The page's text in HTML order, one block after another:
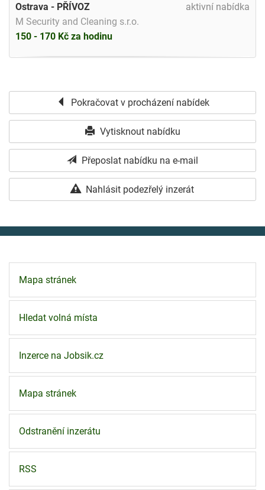
aktivní nabídka
Ostrava - PŘÍVOZ
M Security and Cleaning s.r.o.
150 - 170 Kč za hodinu
Pokračovat v procházení nabídek
Vytisknout nabídku
Přeposlat nabídku na e-mail
Nahlásit podezřelý inzerát
Mapa stránek
Hledat volná místa
Inzerce na Jobsik.cz
Mapa stránek
Odstranění inzerátu
RSS